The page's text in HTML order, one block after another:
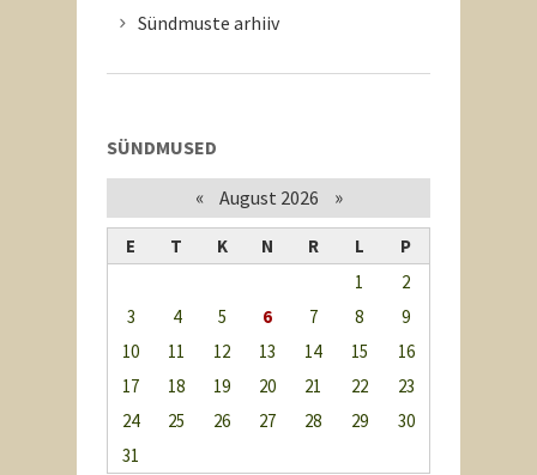
Sündmuste arhiiv
SÜNDMUSED
« August 2026 »
E T K N R L
P
1
2
3
4 5 6 7 8
9
10
11 12 13 14 15
16
17
18 19 20 21 22
23
24
25 26 27 28 29
30
31